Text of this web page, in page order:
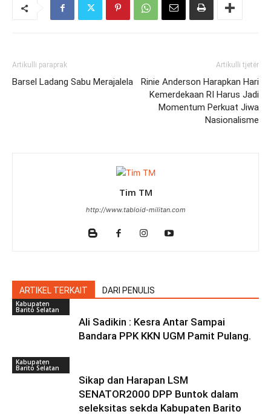
Artikulli paraprak
Barsel Ladang Sabu Merajalela
Artikulli tjetër
Rinie Anderson Harapkan Hari
Kemerdekaan RI Harus Jadi
Momentum Perkuat Jiwa
Nasionalisme
Tim TM
http://www.tabloid-militan.com
ARTIKEL TERKAIT DARI PENULIS
Kabupaten
Barito Selatan
Ali Sadikin : Kesra Antar Sampai
Bandara PPK KKN UGM Pamit Pulang.
Kabupaten
Barito Selatan
Sikap dan Harapan LSM
SENATOR2000 DPP Buntok dalam
seleksitas sekda Kabupaten Barito